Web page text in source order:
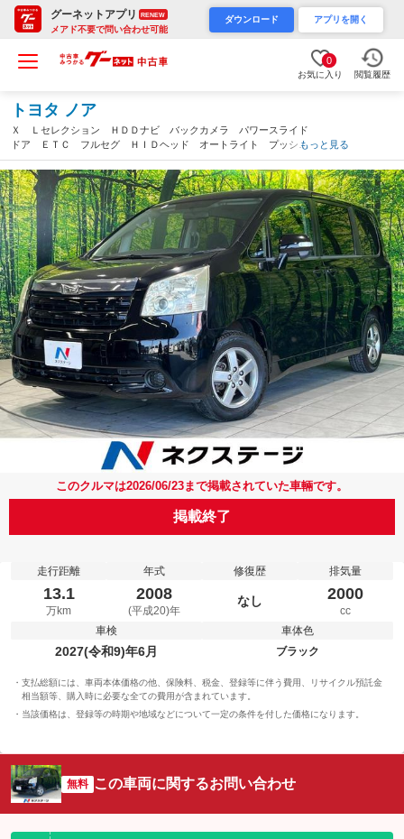
グーネットアプリ RENEW
メアド不要で問い合わせ可能
ダウンロード アプリを開く
0
お気に入り 閲覧履歴
トヨタ ノア
Ｘ Ｌセレクション ＨＤＤナビ バックカメラ パワースライド
ドア ＥＴＣ フルセグ ＨＩＤヘッド オートライト プッシュ
スタート プライバシーガラス 電動格納ミラー バニティミラ
ー プッシュスタート スマートキー（長野県）
もっと見る
このクルマは2026/06/23まで掲載されていた車輛です。
掲載終了
走行距離
13.1
万km
年式
2008
(平成20)年
修復歴
なし
排気量
2000
cc
車検
2027(令和9)年6月
車体色
ブラック
支払総額には、車両本体価格の他、保険料、税金、登録等に伴う費用、リサイクル預託金
相当額等、購入時に必要な全ての費用が含まれています。
当該価格は、登録等の時期や地域などについて一定の条件を付した価格になります。
無料 この車両に関するお問い合わせ